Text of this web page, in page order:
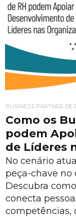
BUSINESS PARTNER DE
Como os
podem
de Líderes
No cenário
peça-chave no
Descubra
conecta
competências,